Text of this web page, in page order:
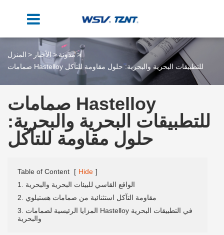
المنزل الأخبار
مدونة
صمامات Hastelloy للتطبيقات البحرية والبحرية: حلول مقاومة للتآكل
صمامات Hastelloy
للتطبيقات البحرية والبحرية:
حلول مقاومة للتآكل
Table of Content [ Hide ]
1. الواقع القاسي للبيئات البحرية والبحرية
2. مقاومة التآكل استثنائية من صمامات هستيلوي
3. المزايا الرئيسية لصمامات Hastelloy في التطبيقات البحرية
والبحرية